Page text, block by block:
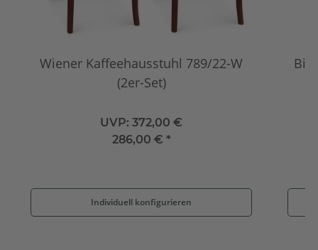
Wiener Kaffeehausstuhl 789/22-W
(2er-Set)
UVP: 372,00 €
286,00 € *
Individuell konfigurieren